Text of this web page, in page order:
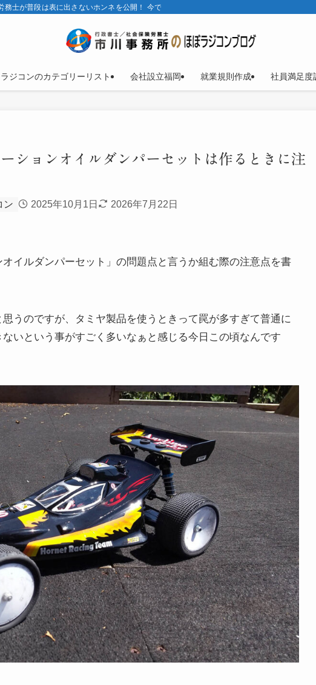
士が普段は表に出さないホンネを公開！ 今では、ほとんどラジコンブログ。
ラジコンのカテゴリーリスト 会社設立福岡 就業規則作成 社員満足度
ションオイルダンパーセットは作るときに注
ン 2025年10月1日 2026年7月22日
イルダンパーセット」の問題点と言うか組む際の注意点を書
うのですが、タミヤ製品を使うときって罠が多すぎて普通に
いという事がすごく多いなぁと感じる今日この頃なんです